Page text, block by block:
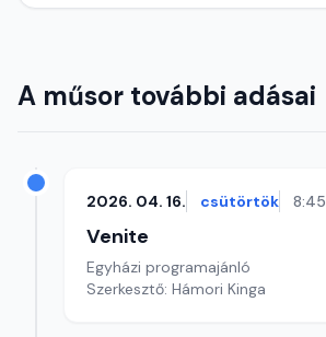
A műsor további adásai
2026. 04. 16. csütörtök 8:45
Venite
Egyházi programajánló
Szerkesztő: Hámori Kinga